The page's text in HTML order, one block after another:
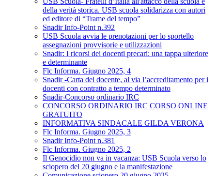
della verità storica. USB scuola solidarizza con autori
ed editore di “Trame del tempo”
Snadir Info-Point n.392
USB Scuola avvia le prenotazioni per lo sportello
assegnazioni provvisorie e utilizzazioni
Snadir: I ricorsi dei docenti precari: una tappa ulteriore
e determinante
Flc Informa. Giugno 2025, 4
Snadir -Carta del docente, al via l’accreditamento per i
docenti con contratto a tempo determinato
Snadir-Concorso ordinario IRC
CONCORSO ORDINARIO IRC CORSO ONLINE
GRATUITO
INFORMATIVA SINDACALE GILDA VERONA
Flc Informa. Giugno 2025, 3
Snadir Info-Point n.381
Flc Informa. Giugno 2025, 2
Il Genocidio non va in vacanza: USB Scuola verso lo
sciopero del 20 giugno e la manifestazione